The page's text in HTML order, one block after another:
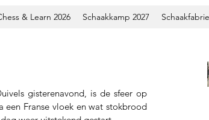
& Learn 2026 Schaakkamp 2027
gisterenavond, is de sfeer op
een Franse vloek en wat stokbrood